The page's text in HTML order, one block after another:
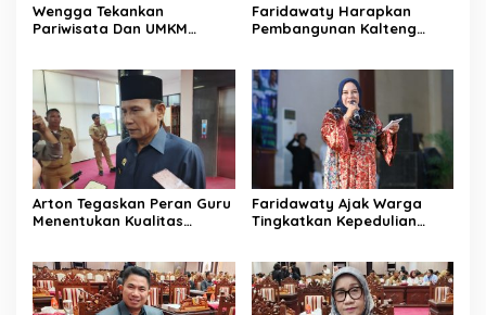
Wengga Tekankan
Pariwisata Dan UMKM
Faridawaty Harapkan
Pembangunan Kalteng
Arton Tegaskan Peran Guru
Menentukan Kualitas
Faridawaty Ajak Warga
Tingkatkan Kepedulian